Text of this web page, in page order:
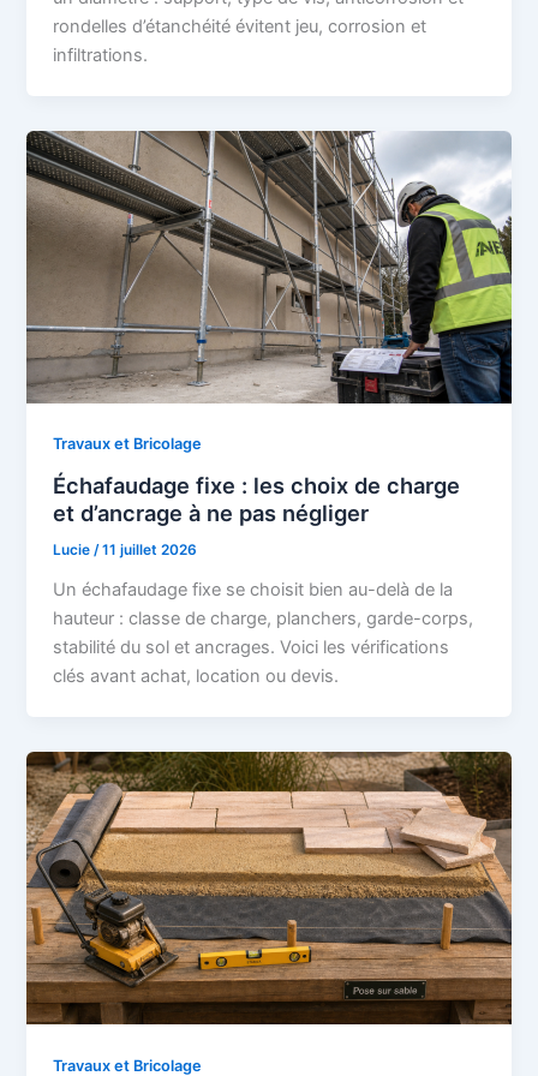
rondelles d’étanchéité évitent jeu, corrosion et
infiltrations.
Travaux et Bricolage
Échafaudage fixe : les choix de charge
et d’ancrage à ne pas négliger
Lucie/11 juillet 2026
Un échafaudage fixe se choisit bien au-delà de la
hauteur : classe de charge, planchers, garde-corps,
stabilité du sol et ancrages. Voici les vérifications
clés avant achat, location ou devis.
Travaux et Bricolage